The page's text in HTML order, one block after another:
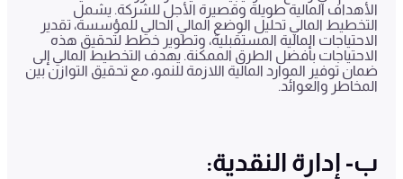
الأهداف المالية طويلة وقصيرة الأجل للشركة. يشمل
التخطيط المالي تحليل الوضع المالي الحالي للمؤسسة، تقدير
الاحتياجات المالية المستقبلية، وتطوير خطط لتحقيق هذه
الاحتياجات بأفضل الطرق الممكنة. يهدف التخطيط المالي إلى
ضمان توفير الموارد المالية اللازمة للنمو، مع تحقيق التوازن بين
المخاطر والعوائد.
ب- إدارة النقدية: